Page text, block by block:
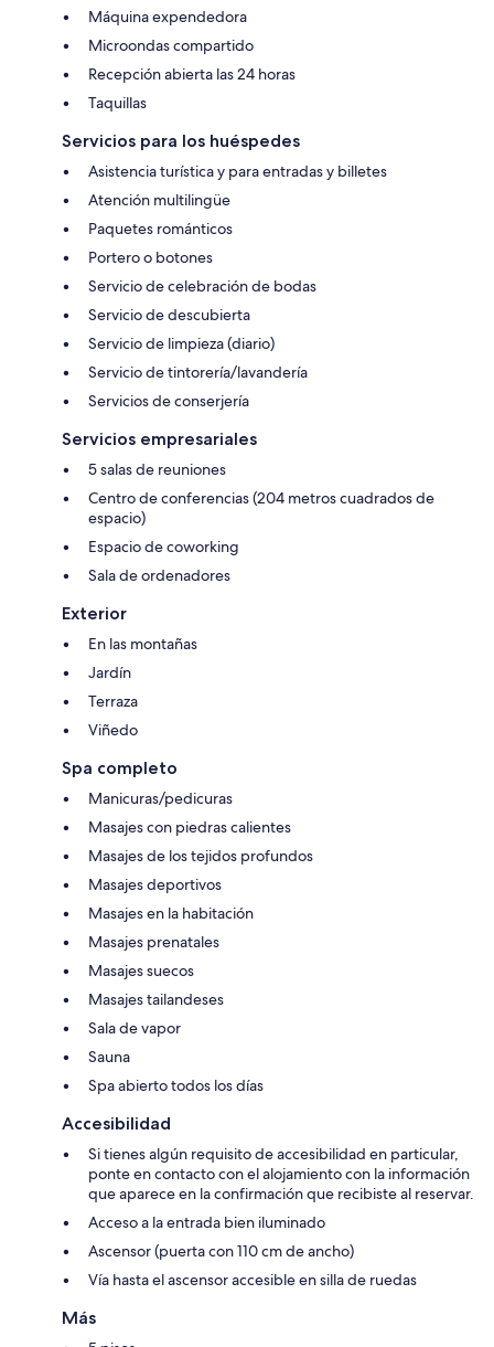
Máquina expendedora
Microondas compartido
Recepción abierta las 24 horas
Taquillas
Servicios para los huéspedes
Asistencia turística y para entradas y billetes
Atención multilingüe
Paquetes románticos
Portero o botones
Servicio de celebración de bodas
Servicio de descubierta
Servicio de limpieza (diario)
Servicio de tintorería/lavandería
Servicios de conserjería
Servicios empresariales
5 salas de reuniones
Centro de conferencias (204 metros cuadrados de
espacio)
Espacio de coworking
Sala de ordenadores
Exterior
En las montañas
Jardín
Terraza
Viñedo
Spa completo
Manicuras/pedicuras
Masajes con piedras calientes
Masajes de los tejidos profundos
Masajes deportivos
Masajes en la habitación
Masajes prenatales
Masajes suecos
Masajes tailandeses
Sala de vapor
Sauna
Spa abierto todos los días
Accesibilidad
Si tienes algún requisito de accesibilidad en particular,
ponte en contacto con el alojamiento con la información
que aparece en la confirmación que recibiste al reservar.
Acceso a la entrada bien iluminado
Ascensor (puerta con 110 cm de ancho)
Vía hasta el ascensor accesible en silla de ruedas
Más